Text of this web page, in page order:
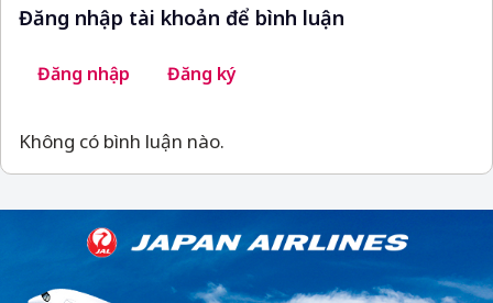
Đăng nhập tài khoản để bình luận
Đăng nhập Đăng ký
Không có bình luận nào.